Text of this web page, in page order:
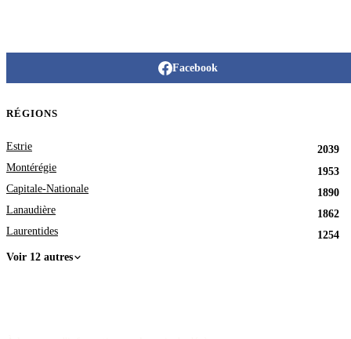
Facebook
RÉGIONS
Estrie
2039
Montérégie
1953
Capitale-Nationale
1890
Lanaudière
1862
Laurentides
1254
Voir 12 autres